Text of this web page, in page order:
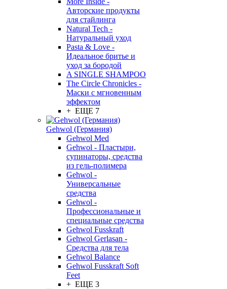
Авторские продукты
для стайлинга
Natural Tech -
Натуральный уход
Pasta & Love -
Идеальное бритье и
уход за бородой
A SINGLE SHAMPOO
The Circle Chronicles -
Маски с мгновенным
эффектом
+ ЕЩЕ 7
Gehwol (Германия)
Gehwol Med
Gehwol - Пластыри,
супинаторы, средства
из гель-полимера
Gehwol -
Универсальные
средства
Gehwol -
Профессиональные и
специальные средства
Gehwol Fusskraft
Gehwol Gerlasan -
Средства для тела
Gehwol Balance
Gehwol Fusskraft Soft
Feet
+ ЕЩЕ 3